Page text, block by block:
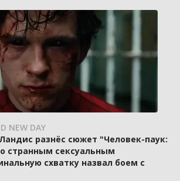
NEW DAY
разнёс сюжет "Человек-паук:
странным сексуальным
схватку назвал боем с